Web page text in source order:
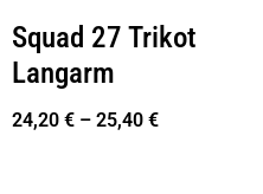
Squad 27 Trikot
Langarm
24,20 € – 25,40 €